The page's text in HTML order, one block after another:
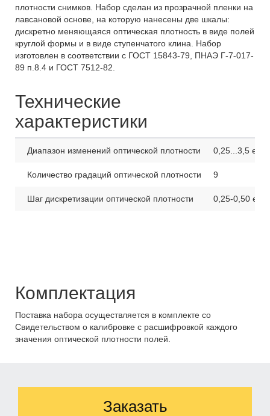
плотности снимков. Набор сделан из прозрачной пленки на
лавсановой основе, на которую нанесены две шкалы:
дискретно меняющаяся оптическая плотность в виде полей
круглой формы и в виде ступенчатого клина. Набор
изготовлен в соответствии с ГОСТ 15843-79, ПНАЭ Г-7-017-
89 п.8.4 и ГОСТ 7512-82.
Технические
характеристики
Диапазон изменений оптической плотности 0,25...3,5
Количество градаций оптической плотности 9
Шаг дискретизации оптической плотности 0,25-0,50
Комплектация
Поставка набора осуществляется в комплекте со
Свидетельством о калибровке с расшифровкой каждого
значения оптической плотности полей.
Заказать